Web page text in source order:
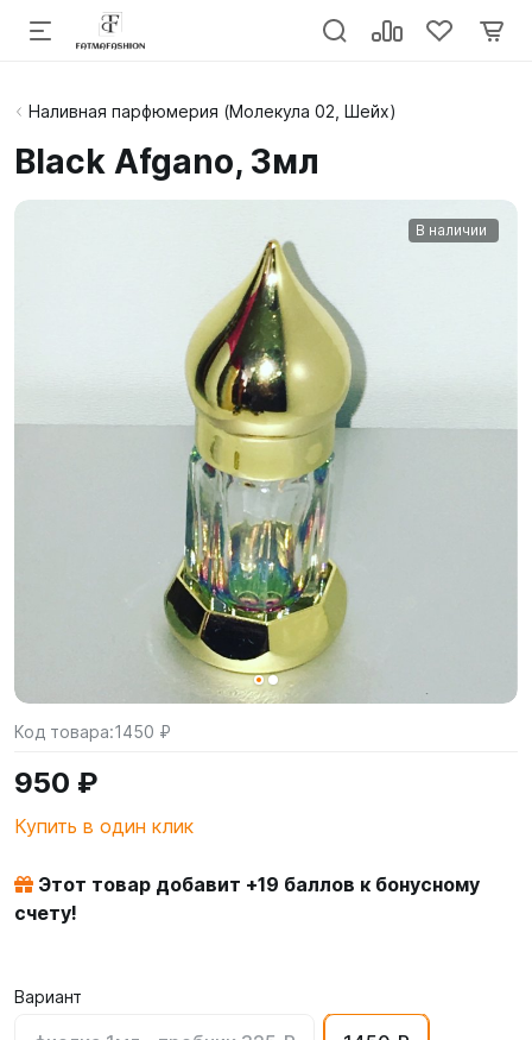
Наливная парфюмерия (Молекула 02, Шейх)
Black Afgano, 3мл
В наличии
Код товара:1450 ₽
950 ₽
Купить в один клик
Этот товар добавит +19 баллов к бонусному
счету!
Вариант